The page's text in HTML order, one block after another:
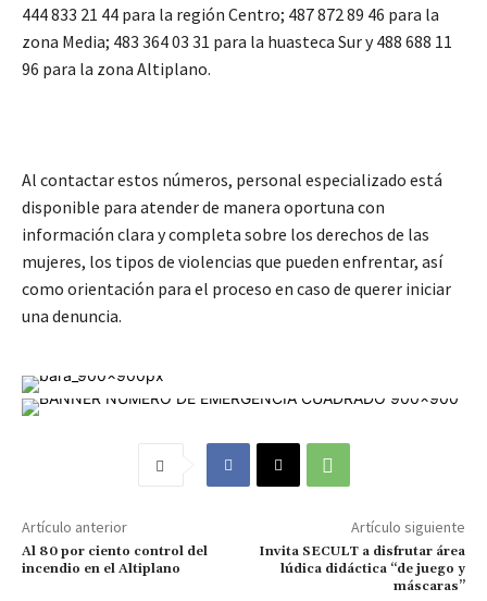
444 833 21 44 para la región Centro; 487 872 89 46 para la
zona Media; 483 364 03 31 para la huasteca Sur y 488 688 11
96 para la zona Altiplano.
Al contactar estos números, personal especializado está
disponible para atender de manera oportuna con
información clara y completa sobre los derechos de las
mujeres, los tipos de violencias que pueden enfrentar, así
como orientación para el proceso en caso de querer iniciar
una denuncia.
Artículo anterior
Al 80 por ciento control del
incendio en el Altiplano
Artículo siguiente
Invita SECULT a disfrutar área
lúdica didáctica “de juego y
máscaras”